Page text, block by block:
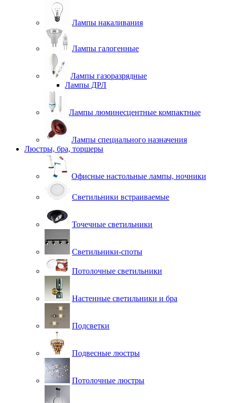
Лампы накаливания
Лампы галогенные
Лампы газоразрядные
Лампы ДРЛ
Лампы люминесцентные компактные
Лампы специального назначения
Люстры, бра, торшеры
Офисные настольные лампы, ночники
Светильники встраиваемые
Точечные светильники
Светильники-споты
Потолочные светильники
Настенные светильники и бра
Подсветки
Подвесные люстры
Потолочные люстры